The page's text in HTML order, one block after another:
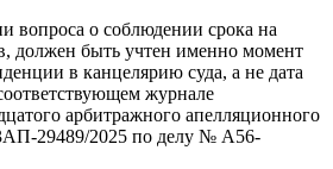
вопроса о соблюдении срока на
должен быть учтен именно момент
в канцелярию суда, а не дата
журнале
арбитражного апелляционного
29489/2025 по делу № А56-